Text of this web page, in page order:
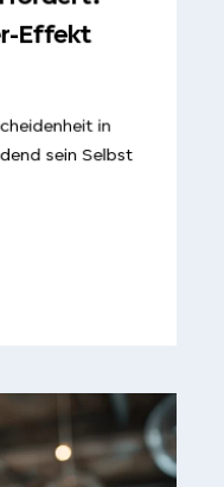
Effekt
in
sein Selbst